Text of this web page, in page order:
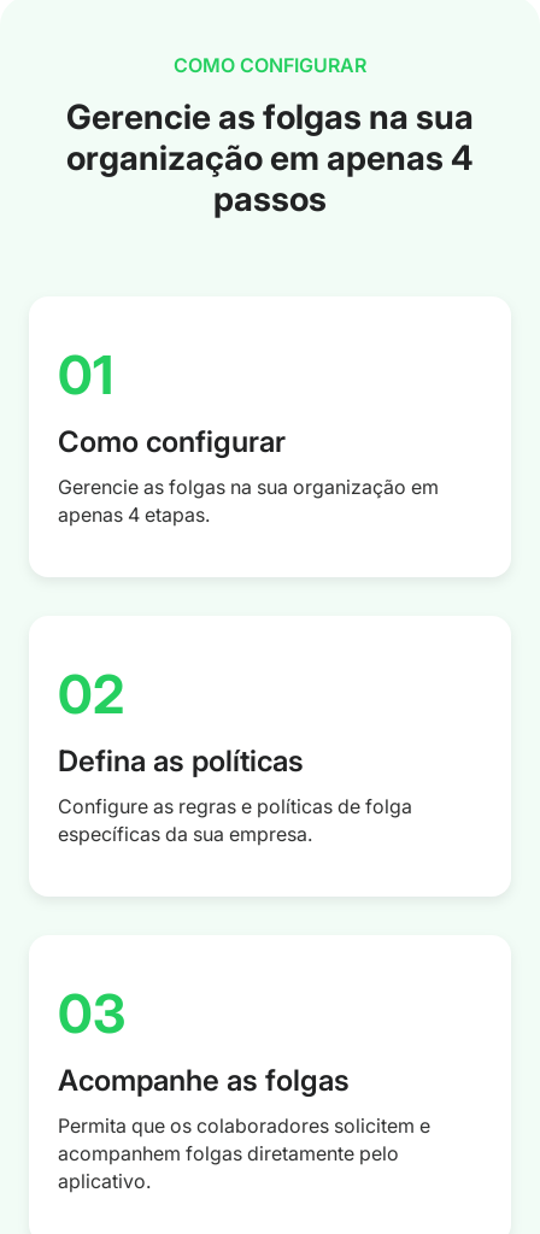
COMO CONFIGURAR
Gerencie as folgas na sua
organização em apenas 4
passos
01
Como configurar
Gerencie as folgas na sua organização em
apenas 4 etapas.
02
Defina as políticas
Configure as regras e políticas de folga
específicas da sua empresa.
03
Acompanhe as folgas
Permita que os colaboradores solicitem e
acompanhem folgas diretamente pelo
aplicativo.